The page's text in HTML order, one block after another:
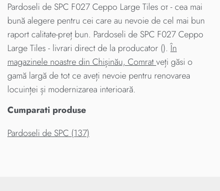
Pardoseli de SPC F027 Ceppo Large Tiles от - cea mai
bună alegere pentru cei care au nevoie de cel mai bun
raport calitate-preț bun. Pardoseli de SPC F027 Ceppo
Large Tiles - livrari direct de la producator ().În
magazinele noastre din Chișinău, Comratveți găsi o
gamă largă de tot ce aveți nevoie pentru renovarea
locuinței și modernizarea interioară.
Cumparati produse
Pardoseli de SPC (137)